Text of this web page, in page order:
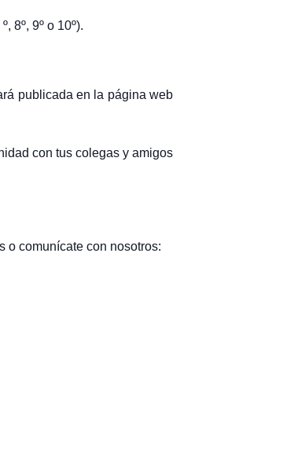
8º, 9º o 10º).
publicada en la página web
con tus colegas y amigos
o comunícate con nosotros: